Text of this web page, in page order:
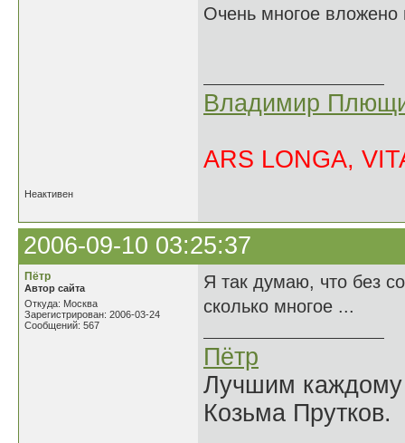
Очень многое вложено
Владимир
ARS LONGA,
Неактивен
2006-09-10 03:25:37
Пётр
Автор сайта
Откуда: Москва
Зарегистрирован: 2006-03-24
Сообщений: 567
Я так думаю, что без
сколько многое ...
Пётр
Лучшим каждому
Козьма Прутков.